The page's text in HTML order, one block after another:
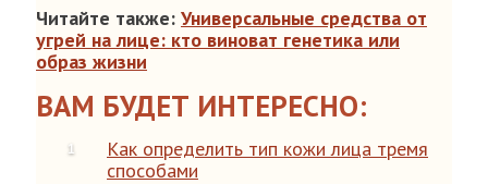
Читайте также: Универсальные средства от
угрей на лице: кто виноват генетика или
образ жизни
ВАМ БУДЕТ ИНТЕРЕСНО:
Как определить тип кожи лица тремя
способами